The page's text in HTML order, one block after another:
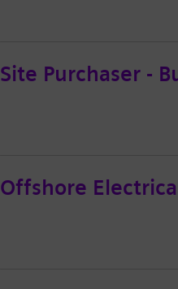
Site Purchaser -
Offshore